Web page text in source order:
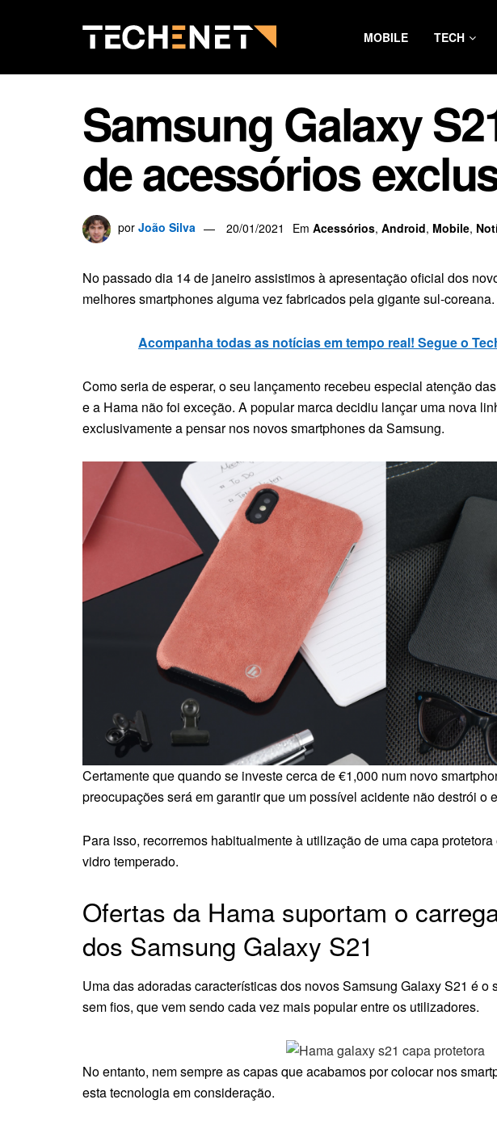
MOBILE TECH
Samsung Galaxy
de acessórios
por João Silva 20/01/2021 Em Acessórios, Android, Mobile,
No passado dia 14 de janeiro assistimos à apresentação oficial dos
melhores smartphones alguma vez fabricados pela gigante sul-coreana.
Acompanha todas as notícias em tempo real! Segue o
Como seria de esperar, o seu lançamento recebeu especial atenção
e a Hama não foi exceção. A popular marca decidiu lançar uma nova
exclusivamente a pensar nos novos smartphones da Samsung.
Certamente que quando se investe cerca de €1,000 num novo
preocupações será em garantir que um possível acidente não destrói o
Para isso, recorremos habitualmente à utilização de uma capa
vidro temperado.
Ofertas da Hama suportam o
dos Samsung Galaxy S21
Uma das adoradas características dos novos Samsung Galaxy S21 é o
sem fios, que vem sendo cada vez mais popular entre os utilizadores.
No entanto, nem sempre as capas que acabamos por colocar nos
esta tecnologia em consideração.